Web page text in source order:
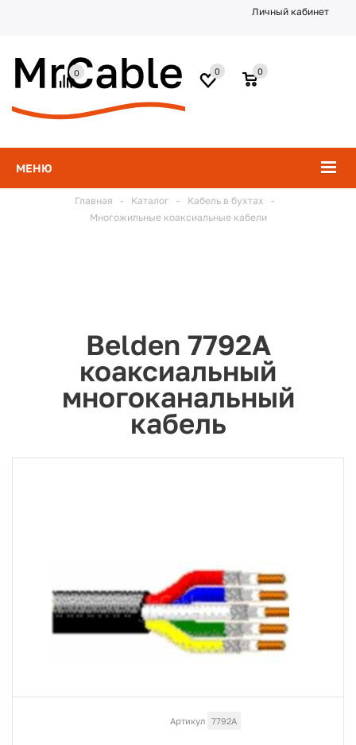
Личный кабинет
МЕНЮ
0
0
0
Главная - Каталог - Кабель в бухтах
-
Многожильные коаксиальные кабели
Belden 7792A
коаксиальный
многоканальный
кабель
Артикул 7792A